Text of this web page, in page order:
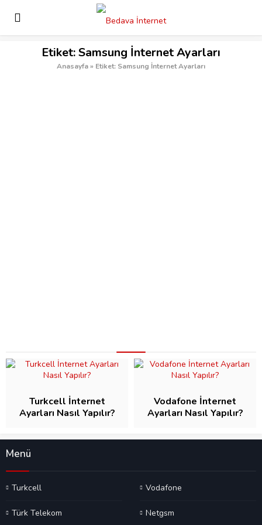
Etiket:Samsung İnternet Ayarları
Anasayfa» Etiket: Samsung İnternet Ayarları
Turkcell İnternet
Ayarları Nasıl Yapılır?
Vodafone İnternet
Ayarları Nasıl Yapılır?
Menü
Turkcell Vodafone
Türk Telekom Netgsm